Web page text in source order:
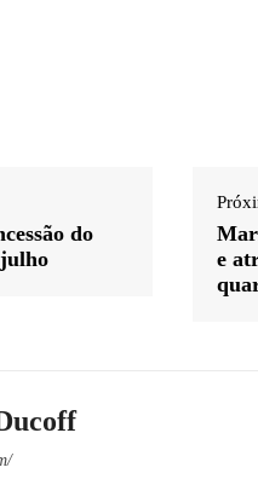
do
e